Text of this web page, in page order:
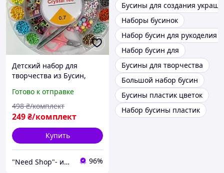
Детский набор для
творчества из Бусин,
коробке, Набор бусинок
Готово к отправке
249₴/комплект
498 ₴/комплект
Купить
"Need Shop"- интернет-магазин 96%
Бусины для создания
Наборы бусинок
Набор бусин для рукоделия
Набор бусин для
Бусины для творчества
Большой набор бусин
Бусины пластик цветок
Набор бусины пластик